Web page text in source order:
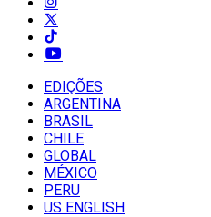
EDIÇÕES
ARGENTINA
BRASIL
CHILE
GLOBAL
MÉXICO
PERU
US ENGLISH